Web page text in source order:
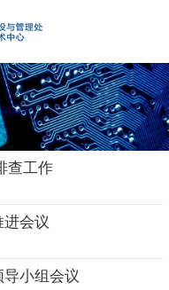
查工作
会议
小组会议